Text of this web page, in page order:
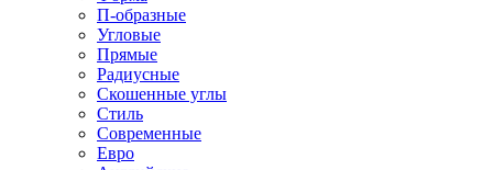
П-образные
Угловые
Прямые
Радиусные
Скошенные углы
Стиль
Современные
Евро